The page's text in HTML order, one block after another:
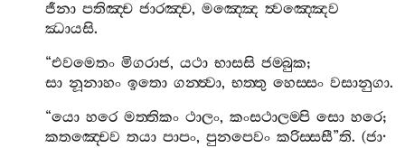
ජීනා පතිඤ‍්ච ජාරඤ‍්ච,මඤ‍්ඤෙ ත්‍වඤ‍්ඤෙව
ඣායසි.
“එවමෙතං මිගරාජ,යථා භාසසි ජම‍්බුක;
සා නූනාහං ඉතො ගන‍්ත්‍වා,භත‍්තු හෙස‍්සං වසානුගා.
“යො හරෙ මත‍්තිකං ථාලං,කංසථාලම‍්පි සො හරෙ;
කතඤ‍්චෙව තයා පාපං,පුනපෙවං කරිස‍්සසී”ති. (ජා·